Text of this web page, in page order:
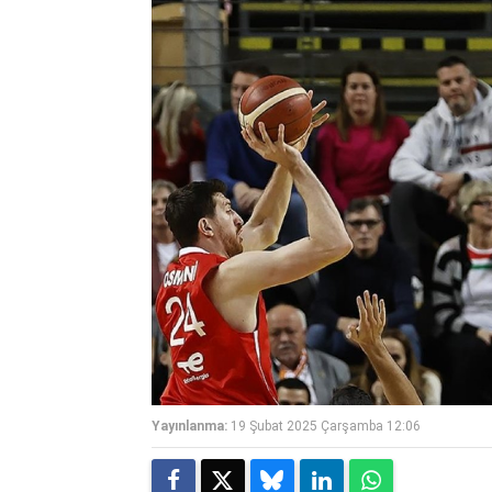
Yayınlanma: 19 Şubat 2025 Çarşamba 12:06